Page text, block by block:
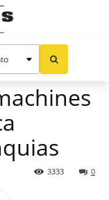
0
3333